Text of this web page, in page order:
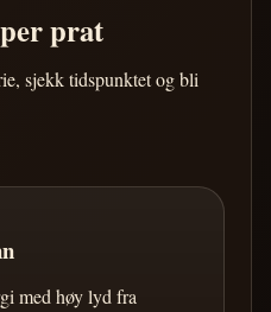
prat
sjekk tidspunktet og bli
med høy lyd fra